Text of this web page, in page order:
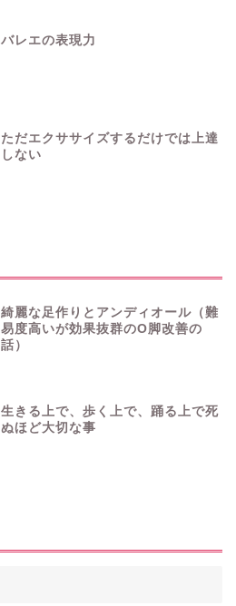
バレエの表現力
ただエクササイズするだけでは上達
しない
綺麗な足作りとアンディオール（難
易度高いが効果抜群のO脚改善の
話）
生きる上で、歩く上で、踊る上で死
ぬほど大切な事